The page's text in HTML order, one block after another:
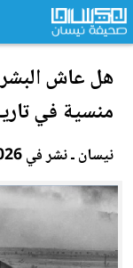
هل عاش الب
منسية في
نيسان ـ نشر في 2026-07-07 الساعة 15:20